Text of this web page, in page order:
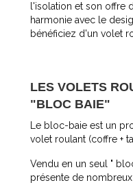
l'isolation et son offre
harmonie avec le
bénéficiez d'un volet
LES VOLETS
"BLOC BAIE"
Le bloc-baie est un
volet roulant (coffre +
Vendu en un seul "
présente de nombreux